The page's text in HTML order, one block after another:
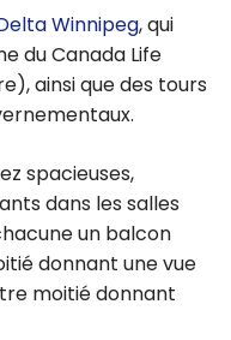
Winnipeg, qui
du Canada Life
ainsi que des tours
spacieuses,
dans les salles
un balcon
donnant une vue
moitié donnant